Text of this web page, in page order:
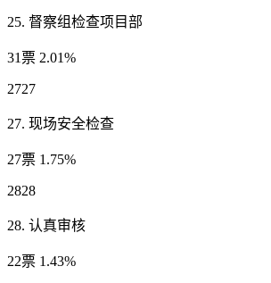
25. 督察组检查项目部
31票 2.01%
2727
27. 现场安全检查
27票 1.75%
2828
28. 认真审核
22票 1.43%